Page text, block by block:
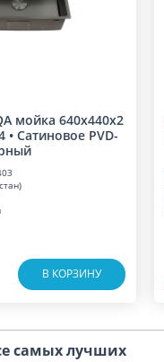
мойка 640x440x2
• Сатиновое PVD-
В КОРЗИНУ
самых лучших